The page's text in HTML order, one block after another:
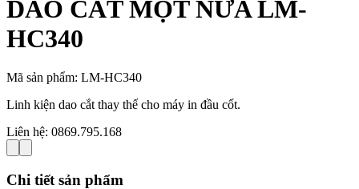
DAO CẮT MỘT NỬA LM-
HC340
Mã sản phẩm: LM-HC340
Linh kiện dao cắt thay thế cho máy in đầu cốt.
Liên hệ: 0869.795.168
Chi tiết sản phẩm